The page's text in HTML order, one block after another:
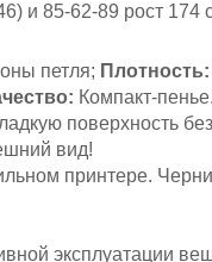
и 85-62-89 рост 174
петля; Плотность:
Компакт-
поверхность
вид!
принтере.
эксплуатации